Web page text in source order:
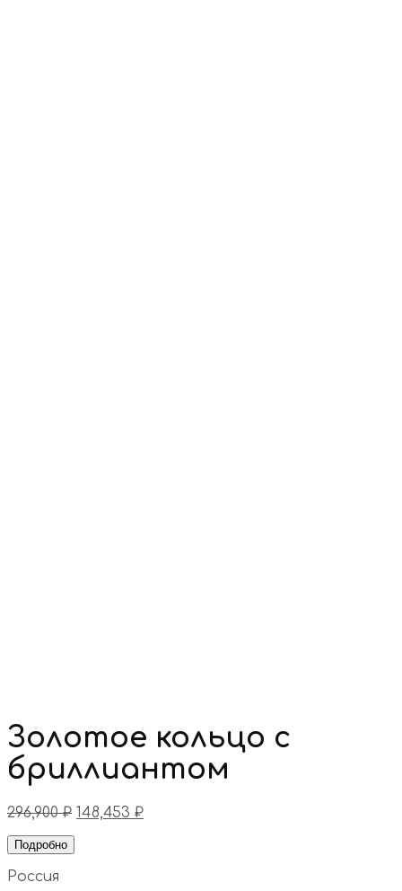
Золотое кольцо с
бриллиантом
296,900₽ 148,453 ₽
Подробно
Россия